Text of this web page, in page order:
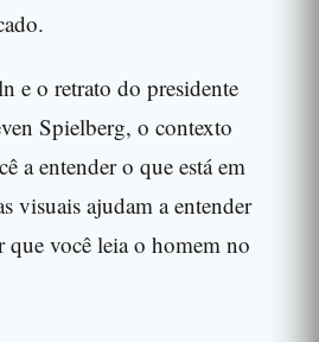
e o retrato do presidente
Spielberg, o contexto
a entender o que está em
visuais ajudam a entender
você leia o homem no